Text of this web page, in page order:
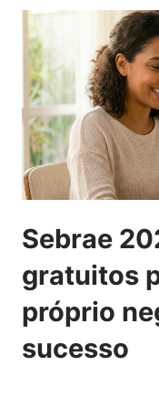
Sebrae
gratuitos
próprio
sucesso